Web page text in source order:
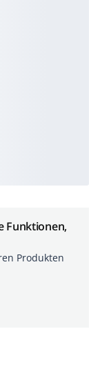
Funktionen,
Produkten